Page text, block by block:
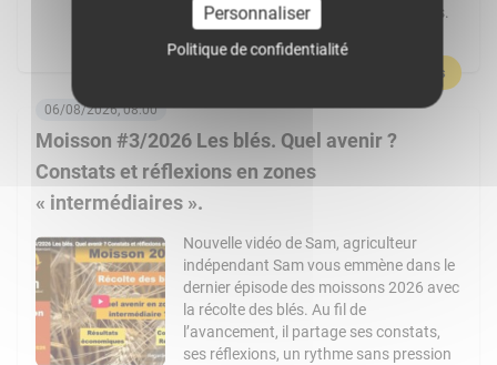
000 t de fruits et légumes transformés.
Un volume réalisé […]
En savoir plus
Moisson #3/2026 Les blés. Quel avenir ?
Constats et réflexions en zones
« intermédiaires ».
06/08/2026, 08:00
Nouvelle vidéo de Sam, agriculteur
indépendant Sam vous emmène dans le
dernier épisode des moissons 2026 avec
la récolte des blés. Au fil de
l’avancement, il partage ses constats,
ses réflexions, un rythme sans pression
Personnaliser
Politique de confidentialité